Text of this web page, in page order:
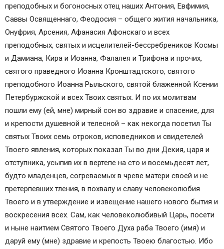
преподобных и богоносных отец наших Антония, Евфимия,
Саввы Освященнаго, Феодосия – общего жития начальника,
Онуфрия, Арсения, Афанасия Афонскаго и всех
преподобных, святых и исцелителей-бессребреников Космы
и Дамиана, Кира и Иоанна, Фалалея и Трифона и прочих,
святого праведного Иоанна Кронштадтского, святого
преподобного Иоанна Рыльского, святой блаженной Ксении
Петербуржской и всех Твоих святых. И по их молитвам
пошли ему (ей, мне) мирный сон во здравие и спасение, для
и крепости душевной и телесной – как некогда посетил Ты
святых Твоих семь отроков, исповедников и свидетелей
Твоего явления, которых показал Ты во дни Декия, царя и
отступника, усыпив их в вертепе на сто и восемьдесят лет,
будто младенцев, согреваемых в чреве матери своей и не
претерпевших тления, в похвалу и славу человеколюбия
Твоего и в утверждение и извещение нашего нового бытия и
воскресения всех. Сам, как человеколюбивый Царь, посети
и ныне наитием Святого Твоего Духа раба Твоего (имя) и
даруй ему (мне) здравие и крепость Твоею благостью. Ибо